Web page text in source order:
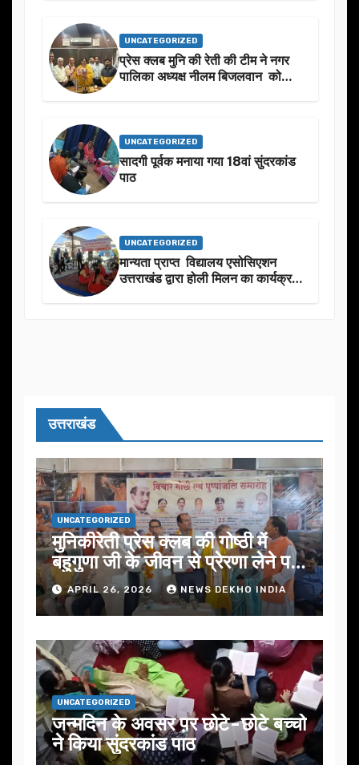
UNCATEGORIZED
प्रेस क्लब मुनि की रेती की टीम ने नगर
पालिका अध्यक्ष नीलम बिजलवान को
UNCATEGORIZED
सादगी पूर्वक मनाया गया 18वां सुंदरकांड
पाठ
UNCATEGORIZED
मान्यता प्राप्त विद्यालय एसोसिएशन
उत्तराखंड द्वारा होली मिलन का कार्यक्रम
उत्तराखंड
UNCATEGORIZED
मुनिकीरेती प्रेस क्लब की गोष्ठी में
बहुगुणा जी के जीवन से प्रेरणा लेने पर
जोरAPRIL 26, 2026 NEWS DEKHO INDIA
UNCATEGORIZED
जन्मदिन के अवसर प़र छोटे-छोटे बच्चो
ने किया सुंदरकांड पाठ